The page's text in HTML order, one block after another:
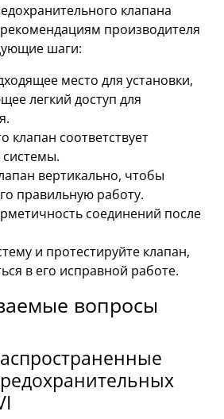
клапана
производителя
шаги:
место для установки,
легкий доступ для
клапан соответствует
вертикально, чтобы
правильную работу.
соединений после
и протестируйте клапан,
в его исправной работе.
вопросы